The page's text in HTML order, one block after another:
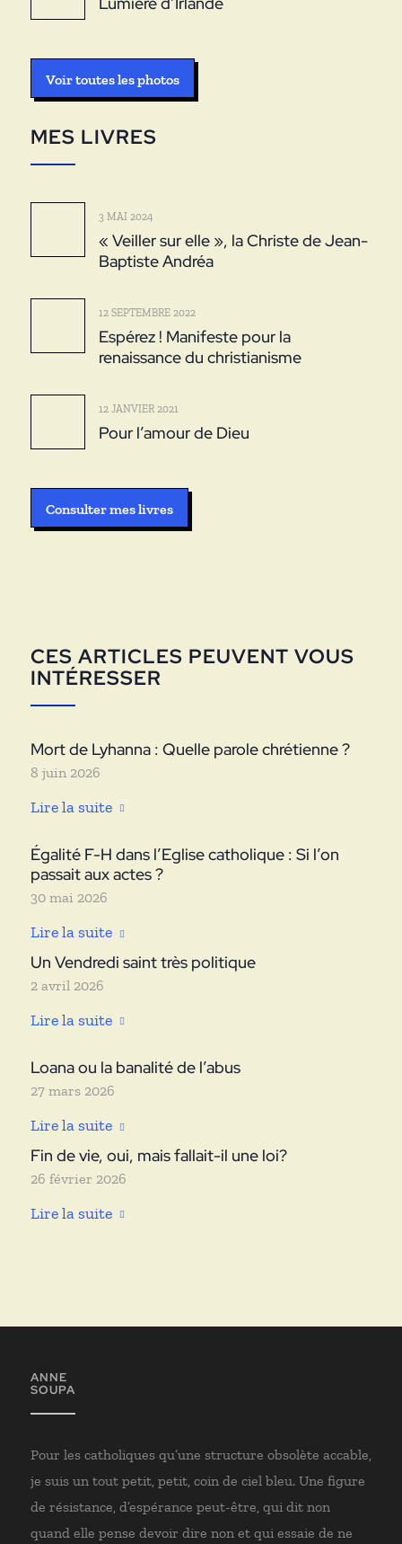
Voir toutes les photos
MES LIVRES
3 MAI 2024
« Veiller sur elle », la Christe de Jean-
Baptiste Andréa
12 SEPTEMBRE 2022
Espérez ! Manifeste pour la
renaissance du christianisme
12 JANVIER 2021
Pour l’amour de Dieu
Consulter mes livres
CES ARTICLES PEUVENT VOUS
INTÉRESSER
Mort de Lyhanna : Quelle parole chrétienne ?
8 juin 2026
Lire la suite
Égalité F-H dans l’Eglise catholique : Si l’on
passait aux actes ?
30 mai 2026
Lire la suite
Un Vendredi saint très politique
2 avril 2026
Lire la suite
Loana ou la banalité de l’abus
27 mars 2026
Lire la suite
Fin de vie, oui, mais fallait-il une loi?
26 février 2026
Lire la suite
ANNE
SOUPA
Pour les catholiques qu’une structure obsolète accable,
je suis un tout petit, petit, coin de ciel bleu. Une figure
de résistance, d’espérance peut-être, qui dit non
quand elle pense devoir dire non et qui essaie de ne